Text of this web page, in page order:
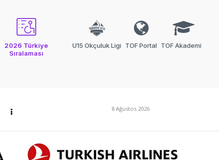
2026 Türkiye
Sıralaması
U15 Okçuluk Ligi TOF Portal TOF Akademi
8 Ağustos 2026